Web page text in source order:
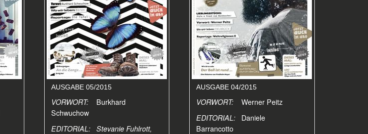
AUSGABE 05/2015
VORWORT:
Burkhard
Schwuchow
EDITORIAL: Stevanie Fuhlrott,
AUSGABE 04/2015
VORWORT:
Werner Peitz
EDITORIAL: Daniele
Barrancotto